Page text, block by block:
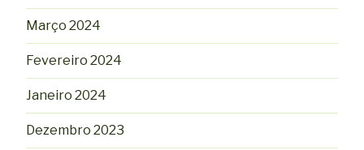
Março 2024
Fevereiro 2024
Janeiro 2024
Dezembro 2023